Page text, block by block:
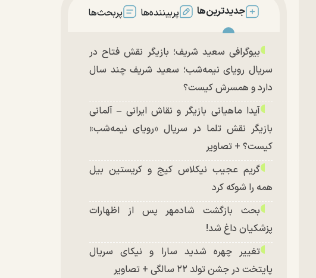
جدیدترین‌ها پربیننده‌ها پربحث‌ها
بیوگرافی سعید شریف؛ بازیگر نقش فتاح در
سریال رویای نیمه‌شب؛ سعید شریف چند سال
دارد و همسرش کیست؟
آیدا ماهیانی بازیگر و نقاش ایرانی – آلمانی
بازیگر نقش تلما در سریال «رویای نیمه‌شب»
کیست؟ + تصاویر
گریم عجیب نیکلاس کیج و کریستین بیل
همه را شوکه کرد
بحث بازگشت شادمهر پس از اظهارات
پزشکیان داغ شد!
تغییر چهره شدید سارا و نیکای سریال
پایتخت در جشن تولد ۲۲ سالگی + تصاویر